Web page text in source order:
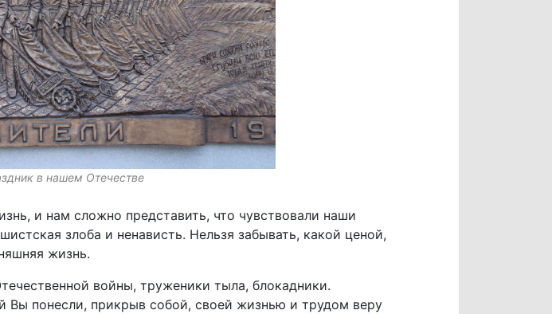
в нашем Отечестве
и нам сложно представить, что чувствовали наши
злоба и ненависть. Нельзя забывать, какой ценой,
жизнь.
войны, труженики тыла, блокадники.
Вы понесли, прикрыв собой, своей жизнью и трудом веру